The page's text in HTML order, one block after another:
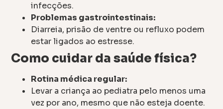
infecções.
Problemas gastrointestinais:
Diarreia, prisão de ventre ou refluxo podem
estar ligados ao estresse.
Como cuidar da saúde física?
Rotina médica regular:
Levar a criança ao pediatra pelo menos uma
vez por ano, mesmo que não esteja doente.